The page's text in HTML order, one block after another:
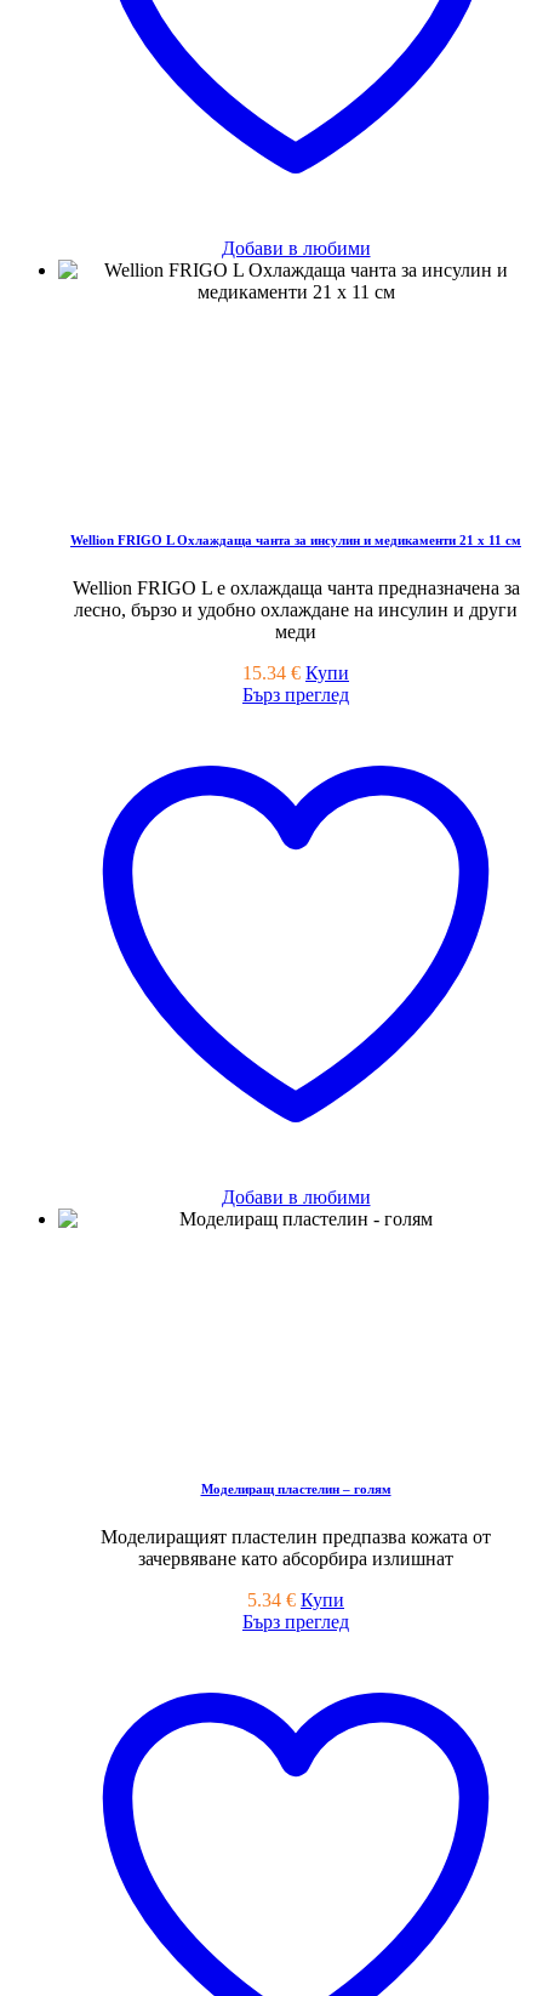
Добави в любими
Wellion FRIGO L Oхлаждащa чантa за инсулин и медикаменти 21 х 11 см
Wellion FRIGO L e охлаждаща чанта предназначена за
лесно, бързо и удобно охлаждане на инсулин и други
меди
15.34 € Купи
Бърз преглед
Добави в любими
Моделиращ пластелин – голям
Моделиращият пластелин предпазва кожата от
зачервяване като абсорбира излишнат
5.34 € Купи
Бърз преглед